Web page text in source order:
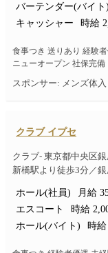
バーテンダー(バイト)
キャッシャー
時給
食事つき 送りあり 経験
ニューオープン 社保完備
スポンサー: メンズ体入
クラブ イプセ
クラブ- 東京都中央区
新橋駅より徒歩3分／
ホール(社員)
月給
エスコート
時給
ホール(バイト)
時給